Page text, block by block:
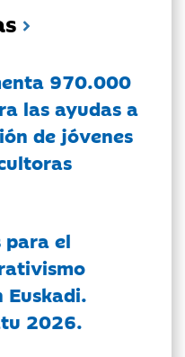
970.000
las ayudas a
de jóvenes
para el
2026.